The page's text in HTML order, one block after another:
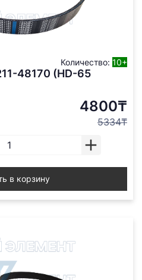
Количество: 10+
48170 (HD-65
4800₸
5334₸
в корзину